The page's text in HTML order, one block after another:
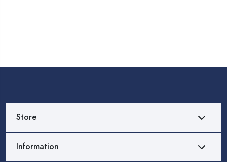
Store
Information